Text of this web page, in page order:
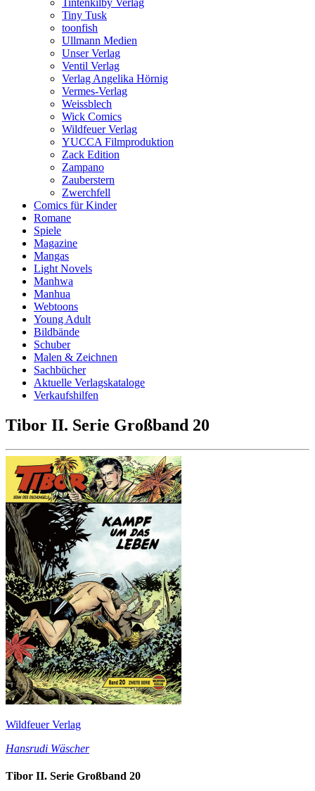
Tintenkilby Verlag
Tiny Tusk
toonfish
Ullmann Medien
Unser Verlag
Ventil Verlag
Verlag Angelika Hörnig
Vermes-Verlag
Weissblech
Wick Comics
Wildfeuer Verlag
YUCCA Filmproduktion
Zack Edition
Zampano
Zauberstern
Zwerchfell
Comics für Kinder
Romane
Spiele
Magazine
Mangas
Light Novels
Manhwa
Manhua
Webtoons
Young Adult
Bildbände
Schuber
Malen & Zeichnen
Sachbücher
Aktuelle Verlagskataloge
Verkaufshilfen
Tibor II. Serie Großband 20
Wildfeuer Verlag
Hansrudi Wäscher
Tibor II. Serie Großband 20